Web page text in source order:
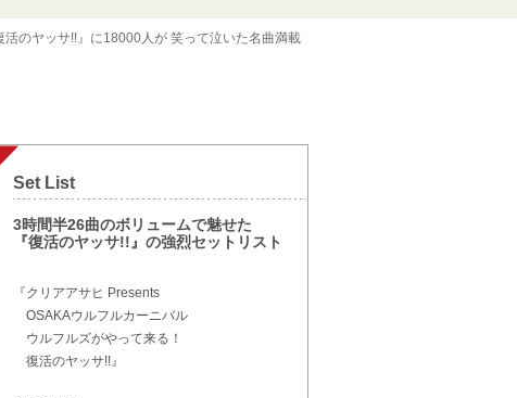
のヤッサ!!』に18000人が 笑って泣いた名曲満載
Set List
3時間半26曲のボリュームで魅せた
『復活のヤッサ!!』の強烈セットリスト
『クリアアサヒ Presents
OSAKAウルフルカーニバル
ウルフルズがやって来る！
復活のヤッサ!!』